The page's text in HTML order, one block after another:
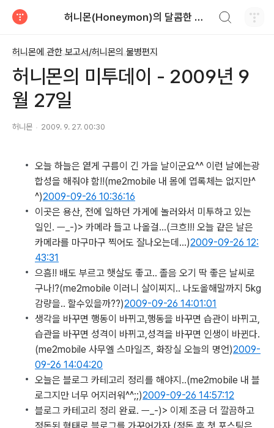
허니몬(Honeymon)의 달콤한 비행
허니몬에 관한 보고서/허니몬의 물병편지
허니몬의 미투데이 - 2009년 9
월 27일
허니몬 2009. 9. 27. 00:30
오늘 하늘은 옅게 구름이 긴 가을 날이군요^^ 이런 날에는광
합성을 해줘야 함!!(me2mobile 내 몸에 엽록체는 없지만^
^)2009-09-26 10:36:16
이곳은 용산, 전에 일하던 가게에 놀러와서 미투하고 있는
일인. ㅡ_-)> 카메라 들고 나올걸…(크흐!!! 오늘 같은 날은
카메라를 마구마구 찍어도 잘나오는데...)2009-09-26 12:
43:31
으흠!! 배도 부르고 햇살도 좋고.. 졸음 오기 딱 좋은 날씨로
구나!?(me2mobile 이러니 살이찌지.. 나도올해말까지 5kg
감량을.. 할수있을까??)2009-09-26 14:01:01
생각을 바꾸면 행동이 바뀌고,행동을 바꾸면 습관이 바뀌고,
습관을 바꾸면 성격이 바뀌고,성격을 바꾸면 인생이 바뀐다.
(me2mobile 사무엘 스마일즈, 화장실 오늘의 명언)2009-
09-26 14:04:20
오늘은 블로그 카테고리 정리를 해야지..(me2mobile 내 블
로그지만 너무 어지러워^^;;)2009-09-26 14:57:12
블로그 카테고리 정리 완료. ㅡ_-)> 이제 조금 더 깔끔하고